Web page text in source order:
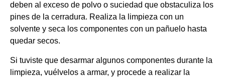
deben al exceso de polvo o suciedad que obstaculiza los
pines de la cerradura. Realiza la limpieza con un
solvente y seca los componentes con un pañuelo hasta
quedar secos.
Si tuviste que desarmar algunos componentes durante la
limpieza, vuélvelos a armar, y procede a realizar la